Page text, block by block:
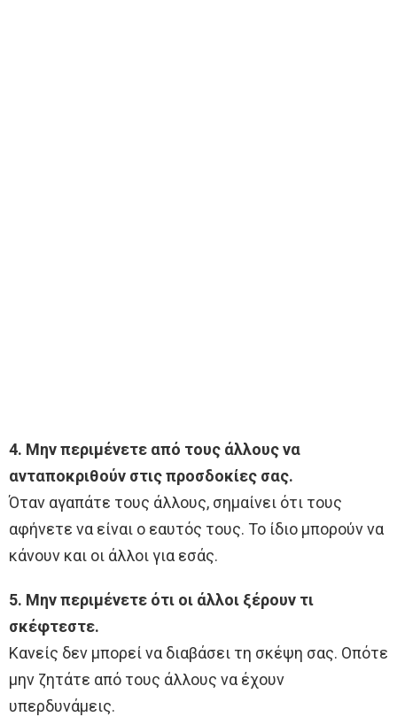
4. Μην περιμένετε από τους άλλους να
ανταποκριθούν στις προσδοκίες σας.
Όταν αγαπάτε τους άλλους, σημαίνει ότι τους
αφήνετε να είναι ο εαυτός τους. Το ίδιο μπορούν να
κάνουν και οι άλλοι για εσάς.
5. Μην περιμένετε ότι οι άλλοι ξέρουν τι
σκέφτεστε.
Κανείς δεν μπορεί να διαβάσει τη σκέψη σας. Οπότε
μην ζητάτε από τους άλλους να έχουν
υπερδυνάμεις.